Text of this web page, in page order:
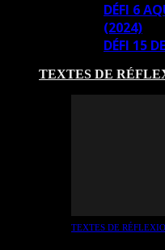
DÉFI 6
(2024)
DÉFI 15
TEXTES DE
TEXTES DE